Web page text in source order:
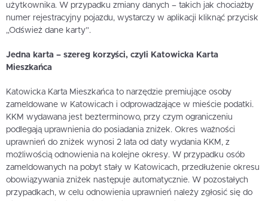
użytkownika. W przypadku zmiany danych – takich jak chociażby
numer rejestracyjny pojazdu, wystarczy w aplikacji kliknąć przycisk
„Odśwież dane karty”.
Jedna karta – szereg korzyści, czyli Katowicka Karta
Mieszkańca
Katowicka Karta Mieszkańca to narzędzie premiujące osoby
zameldowane w Katowicach i odprowadzające w mieście podatki.
KKM wydawana jest bezterminowo, przy czym ograniczeniu
podlegają uprawnienia do posiadania zniżek. Okres ważności
uprawnień do zniżek wynosi 2 lata od daty wydania KKM, z
możliwością odnowienia na kolejne okresy. W przypadku osób
zameldowanych na pobyt stały w Katowicach, przedłużenie okresu
obowiązywania zniżek następuje automatycznie. W pozostałych
przypadkach, w celu odnowienia uprawnień należy zgłosić się do